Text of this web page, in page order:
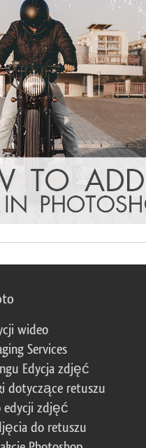
wideo
Services
Edycja zdjęć
dotyczące retuszu
edycji zdjęć
do retuszu